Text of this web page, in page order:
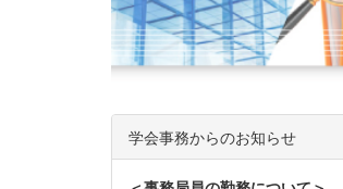
学会事務からのお知らせ